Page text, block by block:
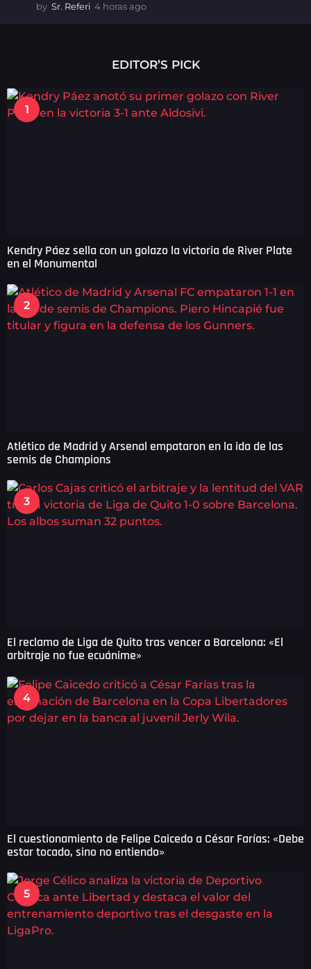
by Sr. Referi 4 horas ago
a
s
g
o
EDITOR’S PICK
1
Kendry Páez sella con un golazo la victoria de River Plate
en el Monumental
2
Atlético de Madrid y Arsenal empataron en la ida de las
semis de Champions
3
El reclamo de Liga de Quito tras vencer a Barcelona: «El
arbitraje no fue ecuánime»
4
El cuestionamiento de Felipe Caicedo a César Farías: «Debe
estar tocado, sino no entiendo»
5